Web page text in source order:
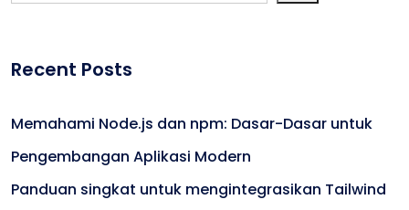
Recent Posts
Memahami Node.js dan npm: Dasar-Dasar untuk
Pengembangan Aplikasi Modern
Panduan singkat untuk mengintegrasikan Tailwind